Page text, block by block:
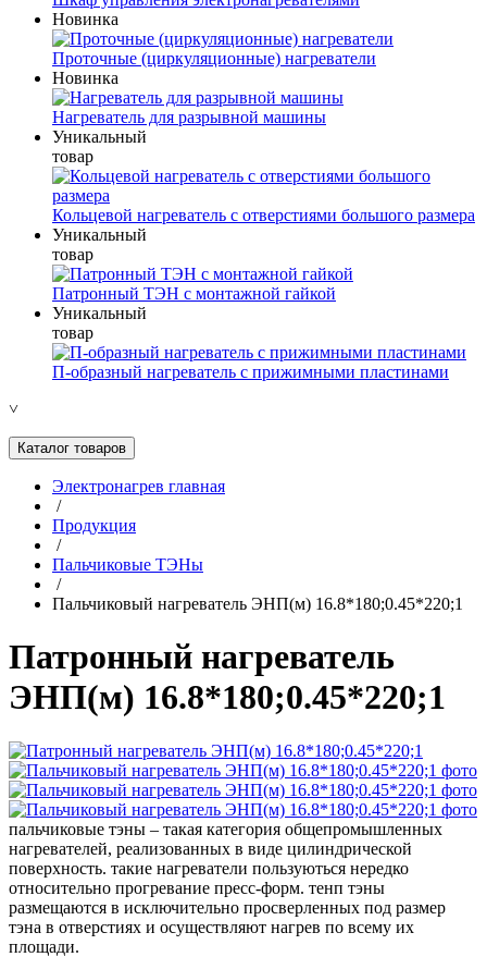
Новинка
Проточные (циркуляционные) нагреватели
Новинка
Нагреватель для разрывной машины
Уникальный
товар
Кольцевой нагреватель с отверстиями большого размера
Уникальный
товар
Патронный ТЭН с монтажной гайкой
Уникальный
товар
П-образный нагреватель с прижимными пластинами
˅
Каталог товаров
Электронагрев главная
/
Продукция
/
Пальчиковые ТЭНы
/
Пальчиковый нагреватель ЭНП(м) 16.8*180;0.45*220;1
Патронный нагреватель
ЭНП(м) 16.8*180;0.45*220;1
пальчиковые тэны – такая категория общепромышленных
нагревателей, реализованных в виде цилиндрической
поверхность. такие нагреватели пользуються нередко
относительно прогревание пресс-форм. тенп тэны
размещаются в исключительно просверленных под размер
тэна в отверстиях и осуществляют нагрев по всему их
площади.